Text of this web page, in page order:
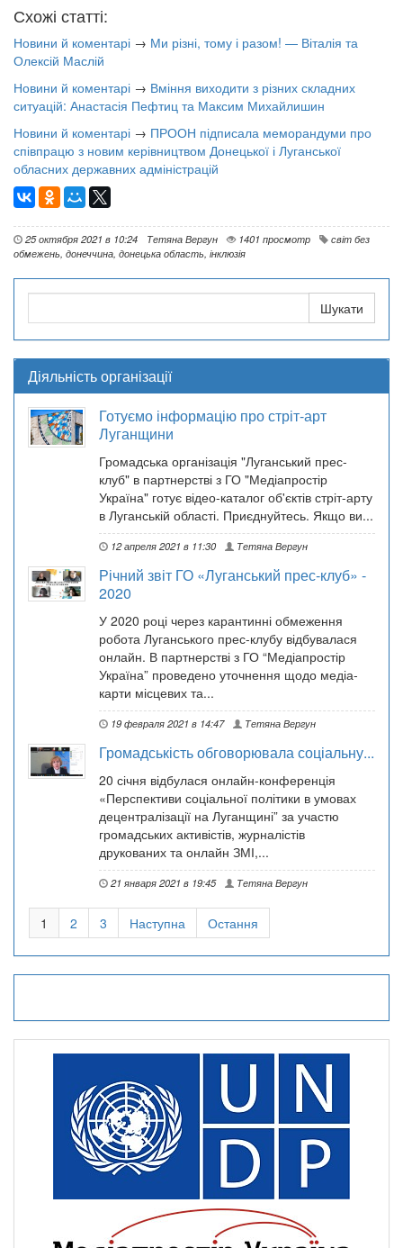
Схожі статті:
Новини й коментарі → Ми різні, тому і разом! — Віталія та
Олексій Маслій
Новини й коментарі → Вміння виходити з різних складних
ситуацій: Анастасія Пефтиц та Максим Михайлишин
Новини й коментарі → ПРООН підписала меморандуми про
співпрацю з новим керівництвом Донецької і Луганської
обласних державних адміністрацій
25 октября 2021 в 10:24 Тетяна Вергун 1401 просмотр
світ без
обмежень, донеччина, донецька область, інклюзія
Діяльність організації
Готуємо інформацію про стріт-арт
Луганщини
Громадська організація "Луганський прес-
клуб" в партнерстві з ГО "Медіапростір
Україна" готує відео-каталог об'єктів стріт-арту
в Луганській області. Приєднуйтесь. Якщо ви...
12 апреля 2021 в 11:30 Тетяна Вергун
Річний звіт ГО «Луганський прес-клуб» -
2020
У 2020 році через карантинні обмеження
робота Луганського прес-клубу відбувалася
онлайн. В партнерстві з ГО “Медіапростір
Україна” проведено уточнення щодо медіа-
карти місцевих та...
19 февраля 2021 в 14:47 Тетяна Вергун
Громадськість обговорювала соціальну...
20 січня відбулася онлайн-конференція
«Перспективи соціальної політики в умовах
децентралізації на Луганщині” за участю
громадських активістів, журналістів
друкованих та онлайн ЗМІ,...
21 января 2021 в 19:45 Тетяна Вергун
1 2 3 Наступна Остання